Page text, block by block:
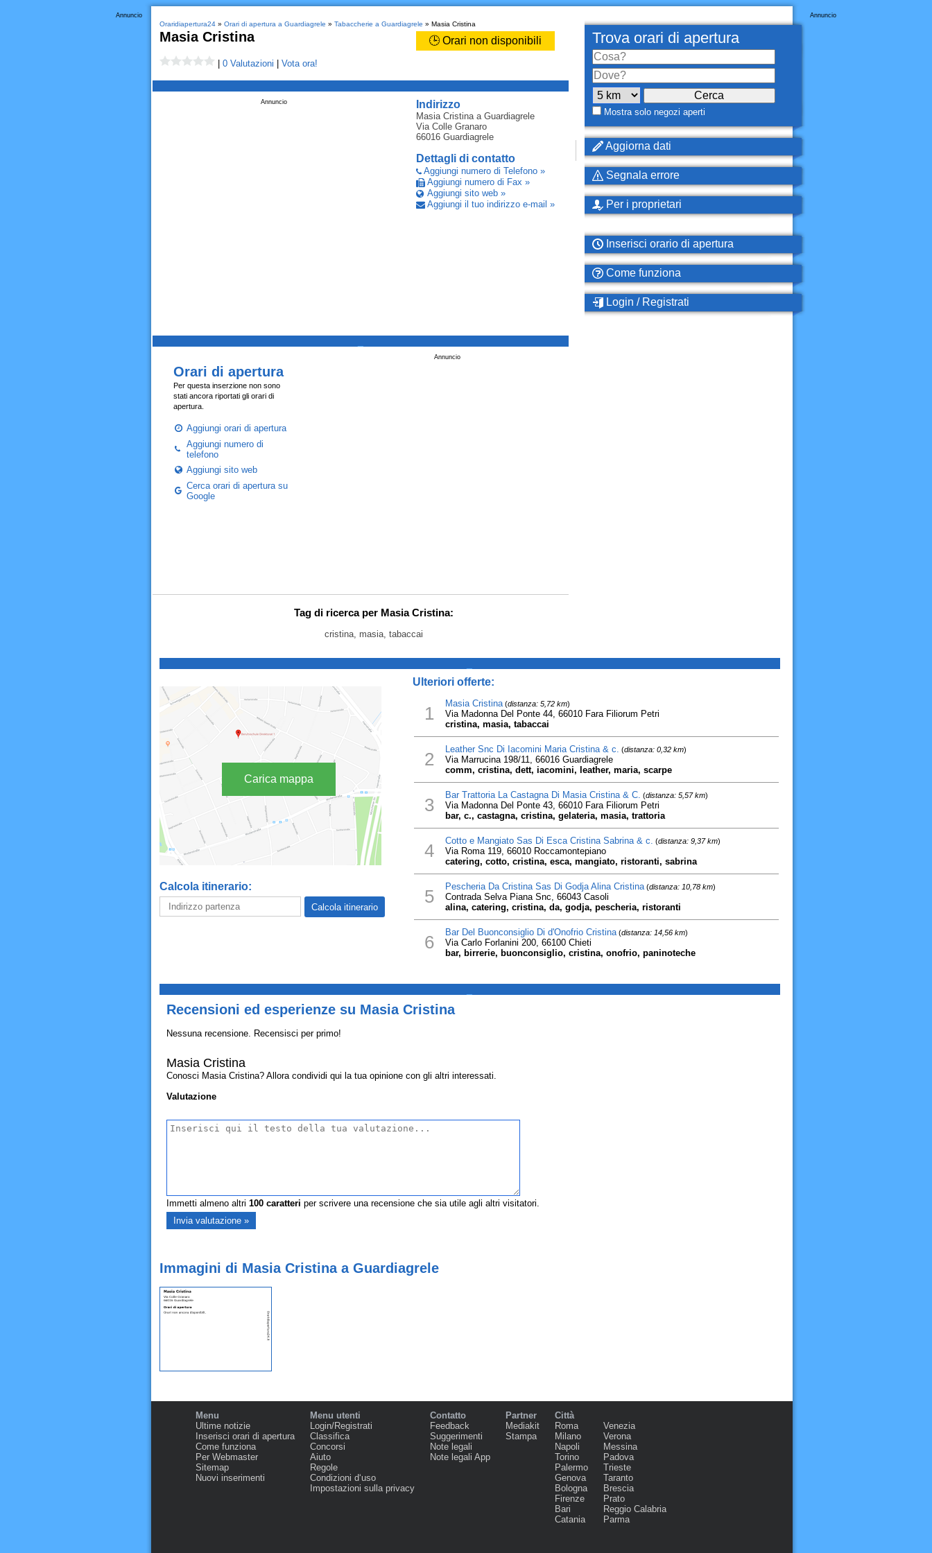
Annuncio
Oraridiapertura24» Orari di apertura a Guardiagrele » Tabaccherie a Guardiagrele » Masia Cristina
Masia Cristina 🕒 Orari non disponibili
0 Valutazioni Vota ora!
Indirizzo
Masia Cristinaa Guardiagrele
Via Colle Granaro
66016 Guardiagrele
Dettagli di contatto
Aggiungi numero di Telefono »
Aggiungi numero di Fax »
Aggiungi sito web »
Aggiungi il tuo indirizzo e-mail »
Annuncio
Annuncio
Orari di apertura
Per questa inserzione non sono
stati ancora riportati gli orari di
apertura.
Aggiungi orari di apertura
Aggiungi numero di
telefono
Aggiungi sito web
Cerca orari di apertura su
Google
Tag di ricerca per Masia Cristina:
cristina, masia, tabaccai
Annuncio
Trova orari di apertura
Mostra solo negozi aperti
Aggiorna dati
Segnala errore
Per i proprietari
Inserisci orario di apertura
Come funziona
Login / Registrati
Carica mappa
Calcola itinerario:
Ulteriori offerte:
1 Masia Cristina(distanza: 5,72 km)
Via Madonna Del Ponte 44, 66010 Fara Filiorum Petri
cristina, masia, tabaccai
2 Leather Snc Di Iacomini Maria Cristina & c. (distanza: 0,32 km)
Via Marrucina 198/11, 66016 Guardiagrele
comm, cristina, dett, iacomini, leather, maria, scarpe
3 Bar Trattoria La Castagna Di Masia Cristina & C. (distanza: 5,57 km)
Via Madonna Del Ponte 43, 66010 Fara Filiorum Petri
bar, c., castagna, cristina, gelateria, masia, trattoria
4 Cotto e Mangiato Sas Di Esca Cristina Sabrina & c. (distanza: 9,37 km)
Via Roma 119, 66010 Roccamontepiano
catering, cotto, cristina, esca, mangiato, ristoranti, sabrina
5 Pescheria Da Cristina Sas Di Godja Alina Cristina(distanza: 10,78 km)
Contrada Selva Piana Snc, 66043 Casoli
alina, catering, cristina, da, godja, pescheria, ristoranti
6 Bar Del Buonconsiglio Di d'Onofrio Cristina(distanza: 14,56 km)
Via Carlo Forlanini 200, 66100 Chieti
bar, birrerie, buonconsiglio, cristina, onofrio, paninoteche
Recensioni ed esperienze su Masia Cristina
Nessuna recensione. Recensisci per primo!
Masia Cristina
Conosci Masia Cristina? Allora condividi qui la tua opinione con gli altri interessati.
Valutazione
Immetti almeno altri 100caratteri per scrivere una recensione che sia utile agli altri visitatori.
Immagini di Masia Cristina a Guardiagrele
Menu
Ultime notizie
Inserisci orari di apertura
Come funziona
Per Webmaster
Sitemap
Nuovi inserimenti
Menu utenti
Login/Registrati
Classifica
Concorsi
Aiuto
Regole
Condizioni d‘uso
Impostazioni sulla privacy
Contatto
Feedback
Suggerimenti
Note legali
Note legali App
Partner
Mediakit
Stampa
Città
Roma
Milano
Napoli
Torino
Palermo
Genova
Bologna
Firenze
Bari
Catania
Venezia
Verona
Messina
Padova
Trieste
Taranto
Brescia
Prato
Reggio Calabria
Parma